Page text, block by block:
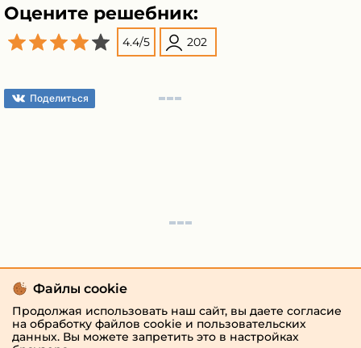
Оцените решебник:
4.4/5 202
Поделиться
Файлы cookie
Продолжая использовать наш сайт, вы даете согласие
на обработку файлов cookie и пользовательских
данных. Вы можете запретить это в настройках